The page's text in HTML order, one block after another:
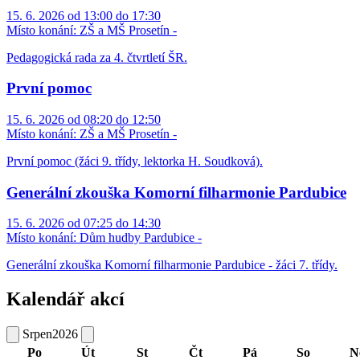
15. 6. 2026 od 13:00 do 17:30
Místo konání: ZŠ a MŠ Prosetín -
Pedagogická rada za 4. čtvrtletí ŠR.
První pomoc
15. 6. 2026 od 08:20 do 12:50
Místo konání: ZŠ a MŠ Prosetín -
První pomoc (žáci 9. třídy, lektorka H. Soudková).
Generální zkouška Komorní filharmonie Pardubice
15. 6. 2026 od 07:25 do 14:30
Místo konání: Dům hudby Pardubice -
Generální zkouška Komorní filharmonie Pardubice - žáci 7. třídy.
Kalendář akcí
Srpen2026
Po
Út St Čt Pá So